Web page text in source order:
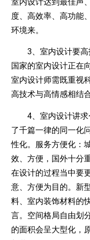
度、高效率、高功能
环境来。
3、室内设计要高
国家的室内设计正在
室内设计师需既重视
高技术与高情感相结合
4、室内设计讲求
了千篇一律的同一化
性化。服务方便化：
效、方便，国外十分
在设计的过程当中要
意、方便为目的。新
料、室内装饰材料的
言。空间格局自由划
的面积会呈大型化，